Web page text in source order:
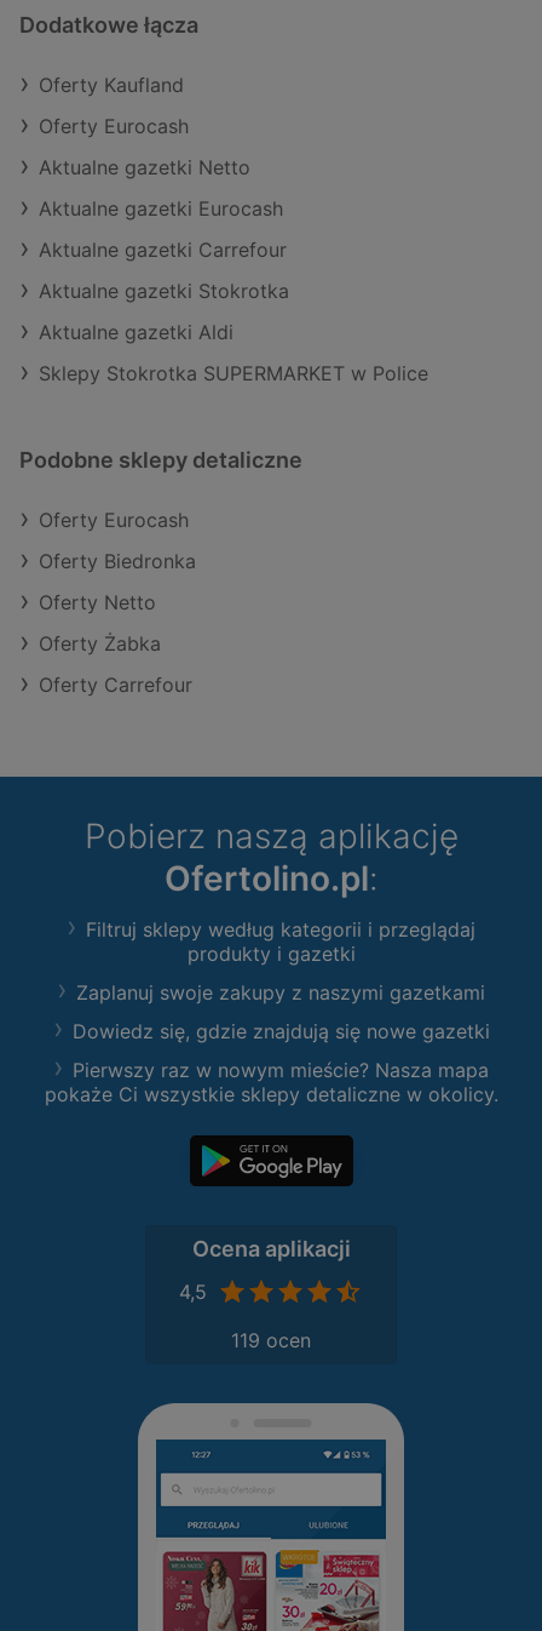
Dodatkowe łącza
Oferty Kaufland
Oferty Eurocash
Aktualne gazetki Netto
Aktualne gazetki Eurocash
Aktualne gazetki Carrefour
Aktualne gazetki Stokrotka
Aktualne gazetki Aldi
Sklepy Stokrotka SUPERMARKET w Police
Podobne sklepy detaliczne
Oferty Eurocash
Oferty Biedronka
Oferty Netto
Oferty Żabka
Oferty Carrefour
Pobierz naszą aplikację
Ofertolino.pl:
Filtruj sklepy według kategorii i przeglądaj
produkty i gazetki
Zaplanuj swoje zakupy z naszymi gazetkami
Dowiedz się, gdzie znajdują się nowe gazetki
Pierwszy raz w nowym mieście? Nasza mapa
pokaże Ci wszystkie sklepy detaliczne w okolicy.
Ocena aplikacji
4,5
119 ocen